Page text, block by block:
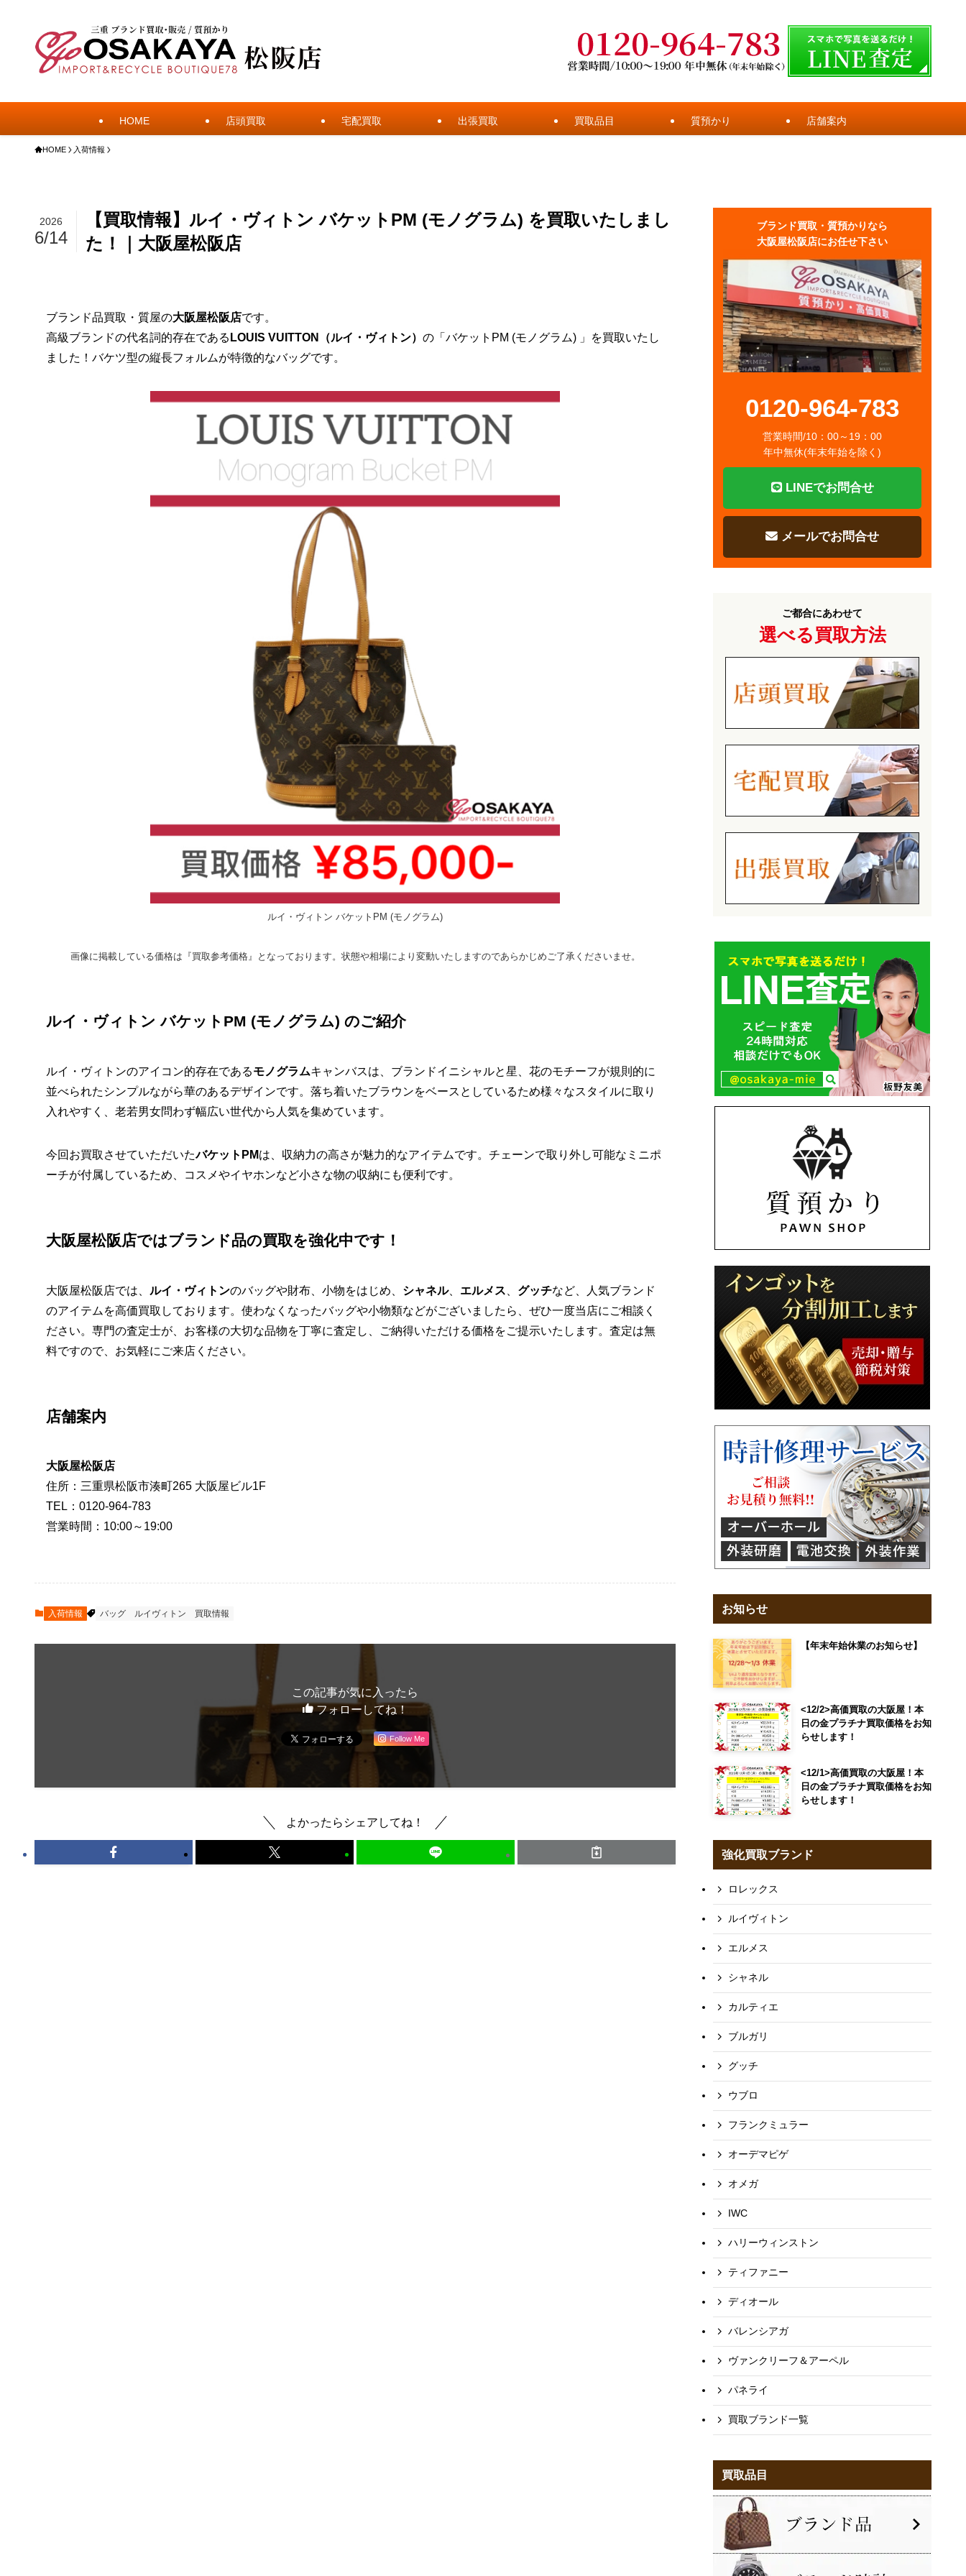
HOME 店頭買取 宅配買取 出張買取 買取品目 質預かり 店舗案内
HOME 入荷情報
【買取情報】ルイ・ヴィトン バケットPM (モノグラム) を買取いたしまし
た！｜大阪屋松阪店
2026
6/14
ブランド品買取・質屋の大阪屋松阪店です。
高級ブランドの代名詞的存在である LOUIS VUITTON（ルイ・ヴィトン） の「バケットPM (モノグラム) 」を買取いたし
ました！バケツ型の縦長フォルムが特徴的なバッグです。
ルイ・ヴィトン バケットPM (モノグラム)
画像に掲載している価格は『買取参考価格』となっております。状態や相場により変動いたしますのであらかじめご了承くださいませ。
ルイ・ヴィトン バケットPM (モノグラム) のご紹介
ルイ・ヴィトンのアイコン的存在であるモノグラムキャンバスは、ブランドイニシャルと星、花のモチーフが規則的に
並べられたシンプルながら華のあるデザインです。落ち着いたブラウンをベースとしているため様々なスタイルに取り
入れやすく、老若男女問わず幅広い世代から人気を集めています。
今回お買取させていただいたバケットPMは、収納力の高さが魅力的なアイテムです。チェーンで取り外し可能なミニポ
ーチが付属しているため、コスメやイヤホンなど小さな物の収納にも便利です。
大阪屋松阪店ではブランド品の買取を強化中です！
大阪屋松阪店では、 ルイ・ヴィトンのバッグや財布、小物をはじめ、 シャネル、 エルメス グッチなど、人気ブランド
のアイテムを高価買取しております。使わなくなったバッグや小物類などがございましたら、ぜひ一度当店にご相談く
ださい。専門の査定士が、お客様の大切な品物を丁寧に査定し、ご納得いただける価格をご提示いたします。査定は無
料ですので、お気軽にご来店ください。
店舗案内
大阪屋松阪店
住所：三重県松阪市湊町265 大阪屋ビル1F
TEL：0120-964-783
営業時間：10:00～19:00
入荷情報 バッグ ルイヴィトン 買取情報
この記事が気に入ったら
フォローしてね！
Follow Me
よかったらシェアしてね！
ブランド買取・質預かりなら
大阪屋松阪店にお任せ下さい
0120-964-783
営業時間/10：00～19：00
年中無休(年末年始を除く)
LINEでお問合せ
メールでお問合せ
ご都合にあわせて
選べる買取方法
お知らせ
【年末年始休業のお知らせ】
<12/2>高価買取の大阪屋！本
日の金プラチナ買取価格をお知
らせします！
<12/1>高価買取の大阪屋！本
日の金プラチナ買取価格をお知
らせします！
強化買取ブランド
ロレックス
ルイヴィトン
エルメス
シャネル
カルティエ
ブルガリ
グッチ
ウブロ
フランクミュラー
オーデマピゲ
オメガ
IWC
ハリーウィンストン
ティファニー
ディオール
バレンシアガ
ヴァンクリーフ＆アーペル
パネライ
買取ブランド一覧
買取品目